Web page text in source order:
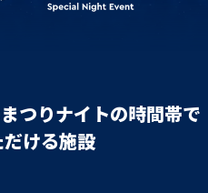
つりナイトの時間帯で
ける施設